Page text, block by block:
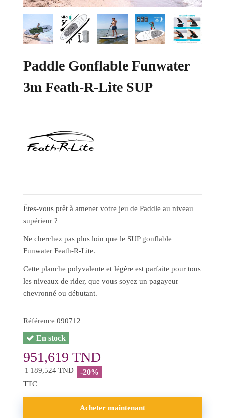
Paddle Gonflable Funwater
3m Feath-R-Lite SUP
Êtes-vous prêt à amener votre jeu de Paddle au niveau
supérieur ?
Ne cherchez pas plus loin que le SUP gonflable
Funwater Feath-R-Lite.
Cette planche polyvalente et légère est parfaite pour tous
les niveaux de rider, que vous soyez un pagayeur
chevronné ou débutant.
Référence 090712
En stock
951,619 TND
1 189,524 TND -20%
TTC
Acheter maintenant